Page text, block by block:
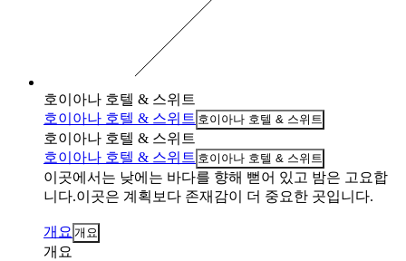
호이아나 호텔 & 스위트
호이아나 호텔 & 스위트 호이아나 호텔 & 스위트
호이아나 호텔 & 스위트
호이아나 호텔 & 스위트 호이아나 호텔 & 스위트
이곳에서는 낮에는 바다를 향해 뻗어 있고 밤은 고요합
니다.이곳은 계획보다 존재감이 더 중요한 곳입니다.
개요 개요
개요